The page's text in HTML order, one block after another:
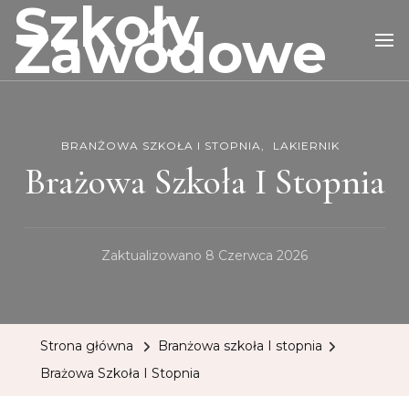
Szkoły
Zawodowe
BRANŻOWA SZKOŁA I STOPNIA LAKIERNIK
Brażowa Szkoła I Stopnia
Zaktualizowano 8 Czerwca 2026
Strona główna
Branżowa szkoła I stopnia
Brażowa Szkoła I Stopnia